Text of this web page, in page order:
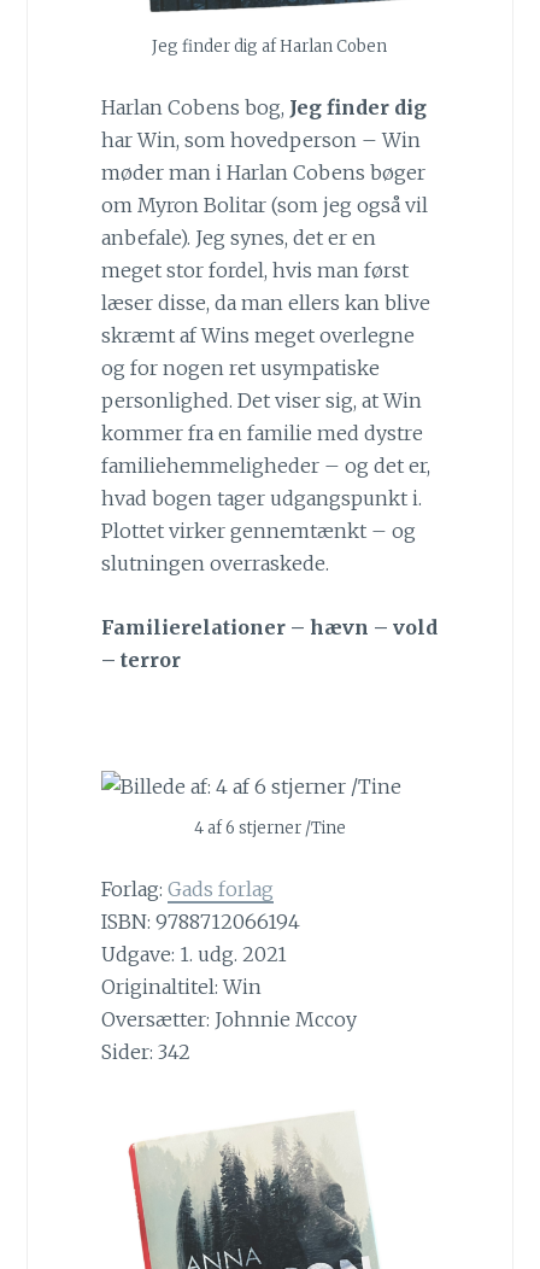
Jeg finder dig af Harlan Coben
Harlan Cobens bog, Jeg finder dig
har Win, som hovedperson – Win
møder man i Harlan Cobens bøger
om Myron Bolitar (som jeg også vil
anbefale). Jeg synes, det er en
meget stor fordel, hvis man først
læser disse, da man ellers kan blive
skræmt af Wins meget overlegne
og for nogen ret usympatiske
personlighed. Det viser sig, at Win
kommer fra en familie med dystre
familiehemmeligheder – og det er,
hvad bogen tager udgangspunkt i.
Plottet virker gennemtænkt – og
slutningen overraskede.
Familierelationer – hævn – vold
– terror
4 af 6 stjerner /Tine
Forlag: Gads forlag
ISBN: 9788712066194
Udgave: 1. udg. 2021
Originaltitel: Win
Oversætter: Johnnie Mccoy
Sider: 342